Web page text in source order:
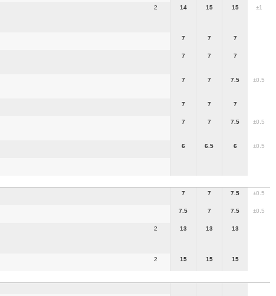
2 14 15 15 ±1
7 7 7
7 7 7
7 7 7.5 ±0.5
7 7 7
7 7 7.5 ±0.5
6 6.5 6 ±0.5
7 7 7.5 ±0.5
7.5 7 7.5 ±0.5
2 13 13 13
2 15 15 15